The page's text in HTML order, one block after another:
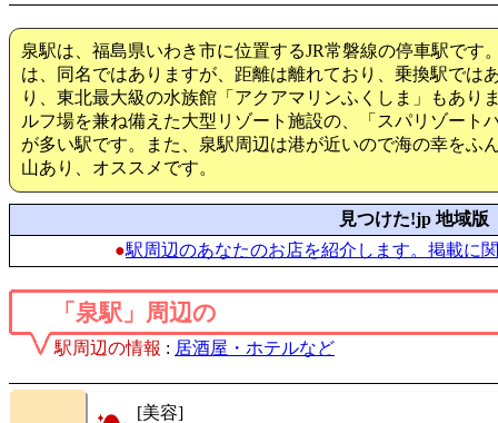
泉駅は、福島県いわき市に位置するJR常磐線の停車駅です
は、同名ではありますが、距離は離れており、乗換駅では
り、東北最大級の水族館「アクアマリンふくしま」もあり
ルフ場を兼ね備えた大型リゾート施設の、「スパリゾート
が多い駅です。また、泉駅周辺は港が近いので海の幸をふ
山あり、オススメです。
見つけた!jp 地域版
●駅周辺のあなたのお店を紹介します。掲載に
「泉駅」周辺の
駅周辺の情報 : 居酒屋・ホテルなど
[美容]